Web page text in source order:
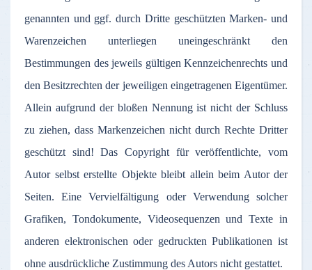
genannten und ggf. durch Dritte geschützten Marken- und
Warenzeichen unterliegen uneingeschränkt den
Bestimmungen des jeweils gültigen Kennzeichenrechts und
den Besitzrechten der jeweiligen eingetragenen Eigentümer.
Allein aufgrund der bloßen Nennung ist nicht der Schluss
zu ziehen, dass Markenzeichen nicht durch Rechte Dritter
geschützt sind! Das Copyright für veröffentlichte, vom
Autor selbst erstellte Objekte bleibt allein beim Autor der
Seiten. Eine Vervielfältigung oder Verwendung solcher
Grafiken, Tondokumente, Videosequenzen und Texte in
anderen elektronischen oder gedruckten Publikationen ist
ohne ausdrückliche Zustimmung des Autors nicht gestattet.